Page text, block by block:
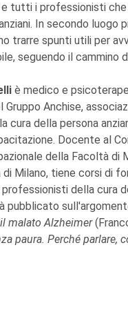
tutti i professionisti che
In secondo luogo
trarre spunti utili per
seguendo il cammino
è medico e
Anchise,
cura della persona
Docente al
della Facoltà di
di Milano, tiene corsi di
della cura
pubblicato
malato Alzheimer
paura. Perché parlare,